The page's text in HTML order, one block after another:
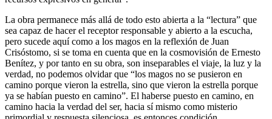
La obra permanece más allá de todo esto abierta a la “lectura” que
sea capaz de hacer el receptor responsable y abierto a la escucha,
pero sucede aquí como a los magos en la reflexión de Juan
Crisóstomo, si se toma en cuenta que en la cosmovisión de Ernesto
Benítez, y por tanto en su obra, son inseparables el viaje, la luz y la
verdad, no podemos olvidar que “los magos no se pusieron en
camino porque vieron la estrella, sino que vieron la estrella porque
ya se habían puesto en camino”. El haberse puesto en camino, en
camino hacia la verdad del ser, hacia sí mismo como misterio